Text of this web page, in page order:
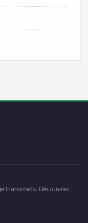
transmets. Découvrez